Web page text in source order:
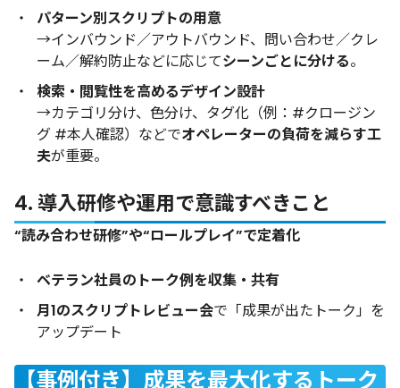
パターン別スクリプトの用意
→インバウンド／アウトバウンド、問い合わせ／クレ
ーム／解約防止などに応じてシーンごとに分ける。
検索・閲覧性を高めるデザイン設計
→カテゴリ分け、色分け、タグ化（例：#クロージン
グ #本人確認）などでオペレーターの負荷を減らす工
夫が重要。
4. 導入研修や運用で意識すべきこと
“読み合わせ研修”や“ロールプレイ”で定着化
ベテラン社員のトーク例を収集・共有
月1のスクリプトレビュー会で「成果が出たトーク」を
アップデート
【事例付き】成果を最大化するトーク